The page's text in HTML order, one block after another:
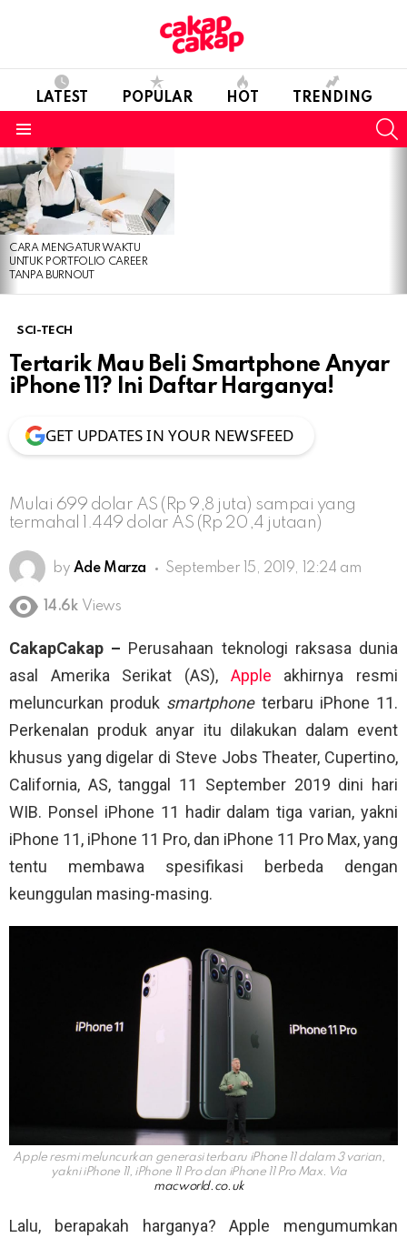
LATEST POPULAR HOT TRENDING
LATEST
STORIES
CARA MENGATUR WAKTU
UNTUK PORTFOLIO CAREER
TANPA BURNOUT
SCI-TECH
Tertarik Mau Beli Smartphone Anyar
iPhone 11? Ini Daftar Harganya!
GET UPDATES IN YOUR NEWSFEED
Mulai 699 dolar AS (Rp 9,8 juta) sampai yang
termahal 1.449 dolar AS (Rp 20,4 jutaan)
by Ade Marza September 15, 2019, 12:24 am
14.6k Views
CakapCakap – Perusahaan teknologi raksasa dunia
asal Amerika Serikat (AS), Apple akhirnya resmi
meluncurkan produk smartphone terbaru iPhone 11.
Perkenalan produk anyar itu dilakukan dalam event
khusus yang digelar di Steve Jobs Theater, Cupertino,
California, AS, tanggal 11 September 2019 dini hari
WIB. Ponsel iPhone 11 hadir dalam tiga varian, yakni
iPhone 11, iPhone 11 Pro, dan iPhone 11 Pro Max, yang
tentu membawa spesifikasi berbeda dengan
keunggulan masing-masing.
Apple resmi meluncurkan generasi terbaru iPhone 11 dalam 3 varian,
yakni iPhone 11, iPhone 11 Pro dan iPhone 11 Pro Max. Via
macworld.co.uk
Lalu, berapakah harganya? Apple mengumumkan